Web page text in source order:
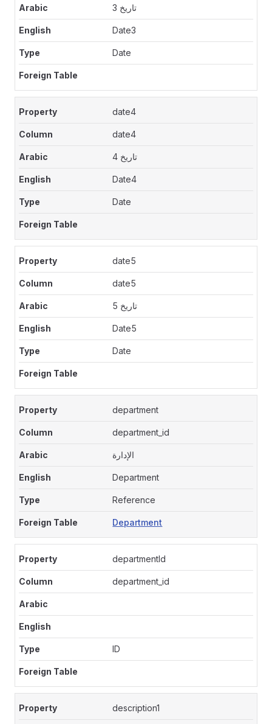
تاريخ 3
Date3
Date
date4
date4
تاريخ 4
Date4
Date
date5
date5
تاريخ 5
Date5
Date
department
department_id
الإدارة
Department
Reference
Department
departmentId
department_id
ID
description1